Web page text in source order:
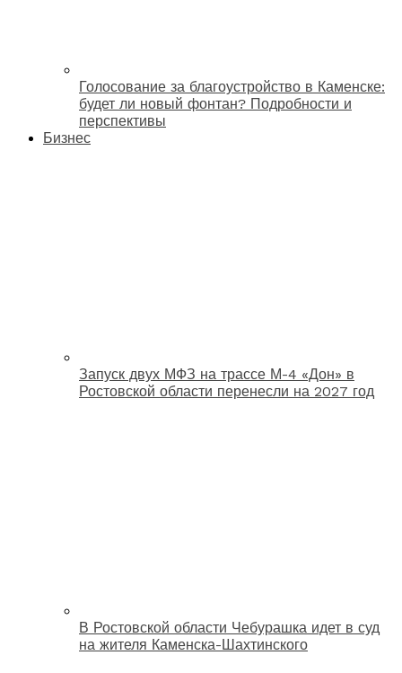
Голосование за благоустройство в Каменске:
будет ли новый фонтан? Подробности и
перспективы
Бизнес
Запуск двух МФЗ на трассе М-4 «Дон» в
Ростовской области перенесли на 2027 год
В Ростовской области Чебурашка идет в суд
на жителя Каменска-Шахтинского